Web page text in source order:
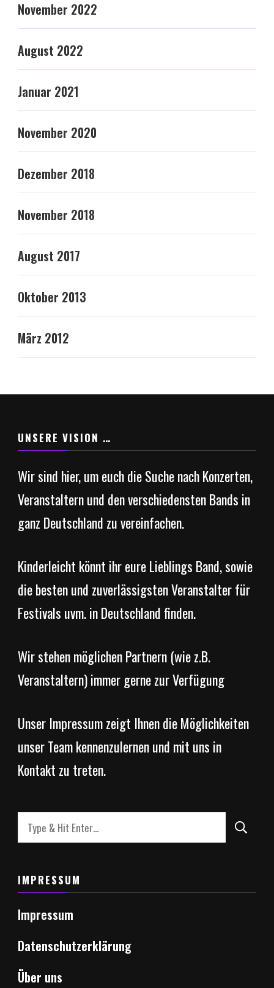
November 2022
August 2022
Januar 2021
November 2020
Dezember 2018
November 2018
August 2017
Oktober 2013
März 2012
UNSERE VISION …
Wir sind hier, um euch die Suche nach Konzerten,
Veranstaltern und den verschiedensten Bands in
ganz Deutschland zu vereinfachen.
Kinderleicht könnt ihr eure Lieblings Band, sowie
die besten und zuverlässigsten Veranstalter für
Festivals uvm. in Deutschland finden.
Wir stehen möglichen Partnern (wie z.B.
Veranstaltern) immer gerne zur Verfügung
Unser Impressum zeigt Ihnen die Möglichkeiten
unser Team kennenzulernen und mit uns in
Kontakt zu treten.
Looking
for
IMPRESSUM
Impressum
Datenschutzerklärung
Über uns